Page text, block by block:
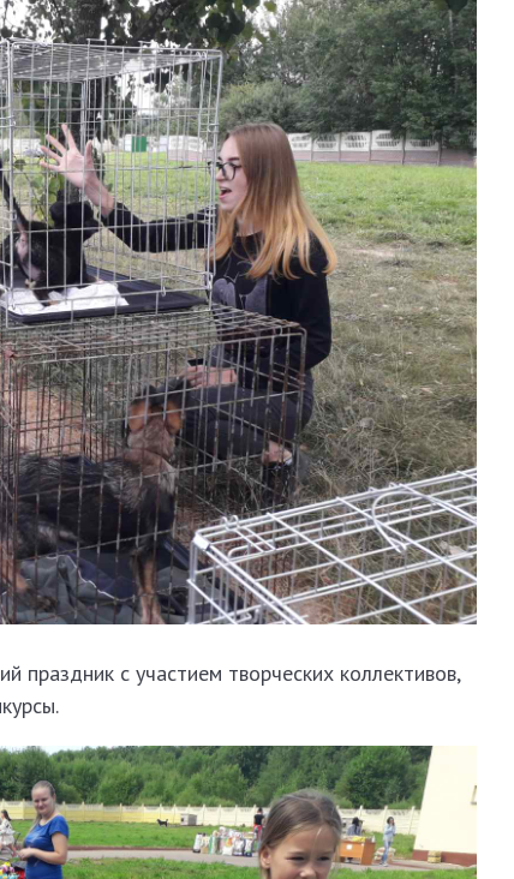
праздник с участием творческих коллективов,